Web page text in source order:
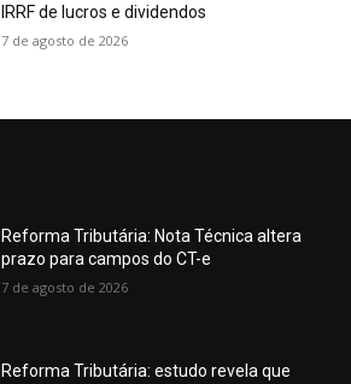
IRRF de lucros e dividendos
7 de agosto de 2026
Reforma Tributária: Nota Técnica altera
prazo para campos do CT-e
7 de agosto de 2026
Reforma Tributária: estudo revela que